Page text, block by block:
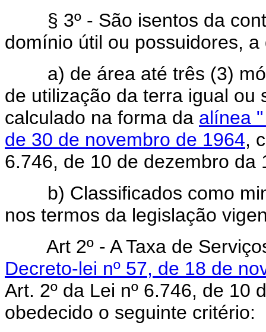
§ 3º - São isentos da
domínio útil ou possuidores,
a) de área até três (3)
de utilização da terra igual ou
calculado na forma da alínea
de 30 de novembro de 1964,
6.746, de 10 de dezembro da
b) Classificados como
nos termos da legislação
Art 2º - A Taxa de
Decreto-lei nº 57, de 18 de
Art. 2º da Lei nº 6.746, de 10
obedecido o seguinte critério: